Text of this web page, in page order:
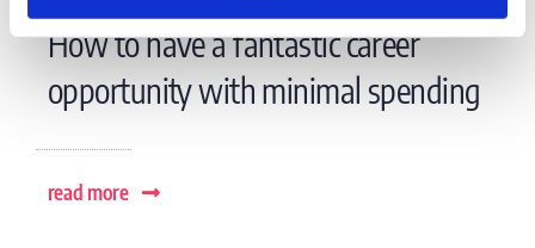
How to have a fantastic career
opportunity with minimal spending
read more